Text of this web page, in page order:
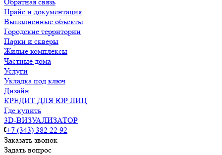
Прайс и документация
Выполненные объекты
Городские территории
Парки и скверы
Жилые комплексы
Частные дома
Услуги
Укладка под ключ
Дизайн
КРЕДИТ ДЛЯ ЮР ЛИЦ
Где купить
3D-ВИЗУАЛИЗАТОР
+7 (343) 382 22 92
Заказать звонок
Задать вопрос